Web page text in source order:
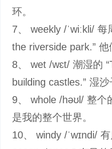
环。
7、 weekly /ˈwiːkli/
the riverside park.”
8、 wet /wɛt/ 潮湿的
building castles.” 湿沙
9、 whole /həʊl/ 整个
是我的整个世界。
10、 windy /ˈwɪndi/